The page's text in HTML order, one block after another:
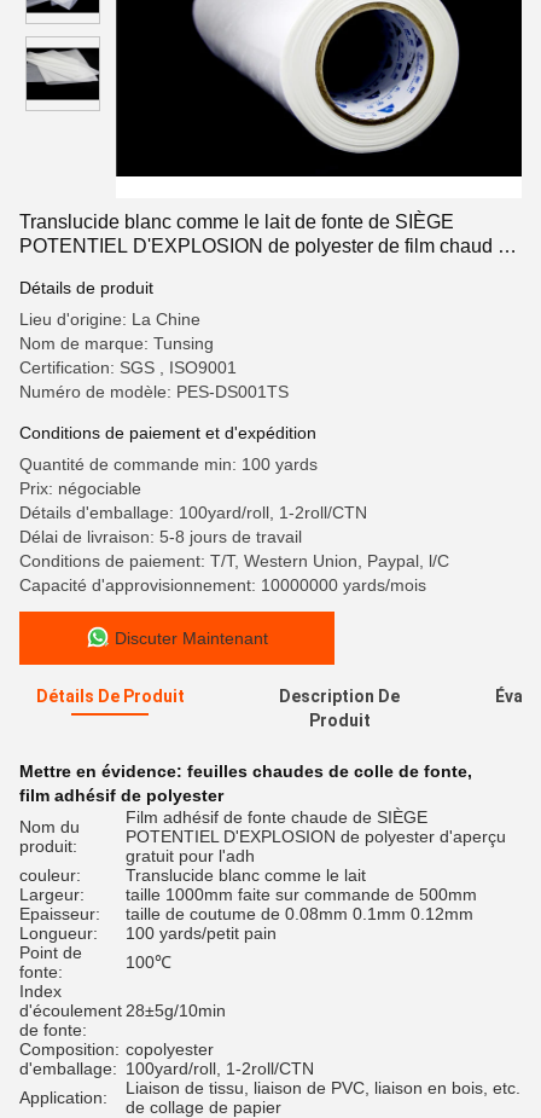
Translucide blanc comme le lait de fonte de SIÈGE
POTENTIEL D'EXPLOSION de polyester de film chaud de
Détails de produit
Lieu d'origine: La Chine
Nom de marque: Tunsing
Certification: SGS , ISO9001
Numéro de modèle: PES-DS001TS
Conditions de paiement et d'expédition
Quantité de commande min: 100 yards
Prix: négociable
Détails d'emballage: 100yard/roll, 1-2roll/CTN
Délai de livraison: 5-8 jours de travail
Conditions de paiement: T/T, Western Union, Paypal, l/C
Capacité d'approvisionnement: 10000000 yards/mois
Discuter Maintenant
Détails De Produit
Description De
Produit
Mettre en évidence: feuilles chaudes de colle de fonte,
film adhésif de polyester
Nom du
produit:
Film adhésif de fonte chaude de SIÈGE
POTENTIEL D'EXPLOSION de polyester d'aperçu
gratuit pour l'adh
couleur:
Translucide blanc comme le lait
Largeur:
taille 1000mm faite sur commande de 500mm
Epaisseur:
taille de coutume de 0.08mm 0.1mm 0.12mm
Longueur:
100 yards/petit pain
Point de
fonte:
100℃
Index
d'écoulement
de fonte:
28±5g/10min
Composition: copolyester
d'emballage: 100yard/roll, 1-2roll/CTN
Application:
Liaison de tissu, liaison de PVC, liaison en bois, etc.
de collage de papier